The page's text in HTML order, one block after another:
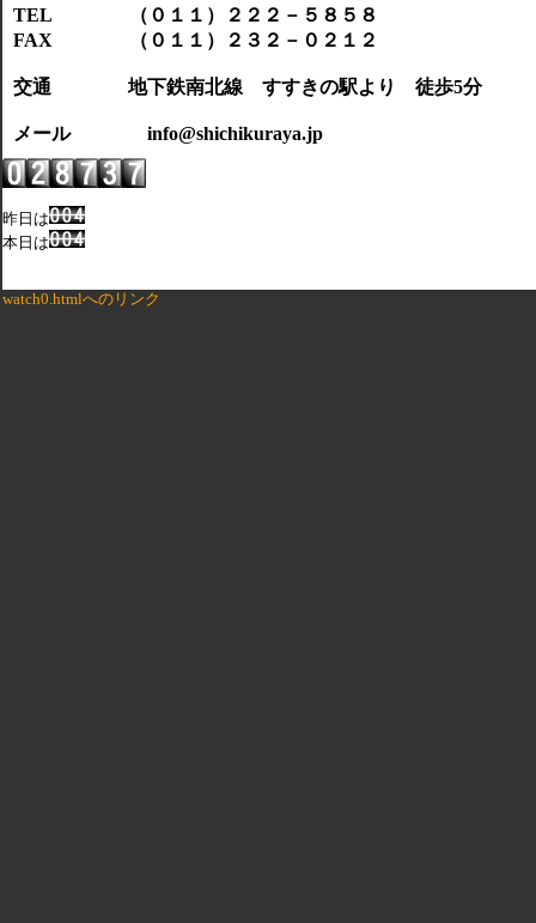
TEL （０１１）２２２－５８５８
FAX （０１１）２３２－０２１２
交通 地下鉄南北線 すすきの駅より 徒歩5分
メール info@shichikuraya.jp
昨日は
本日は
watch0.htmlへのリンク